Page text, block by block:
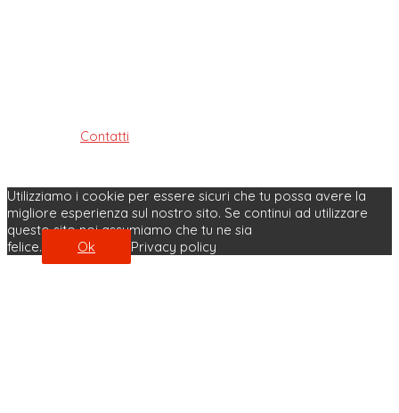
Contatti
Utilizziamo i cookie per essere sicuri che tu possa avere la
migliore esperienza sul nostro sito. Se continui ad utilizzare
questo sito noi assumiamo che tu ne sia
felice.
Ok Privacy policy